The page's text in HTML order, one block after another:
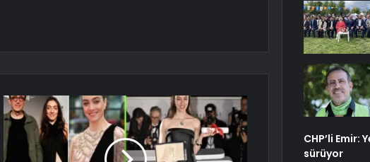
CHP’li
sürüyor